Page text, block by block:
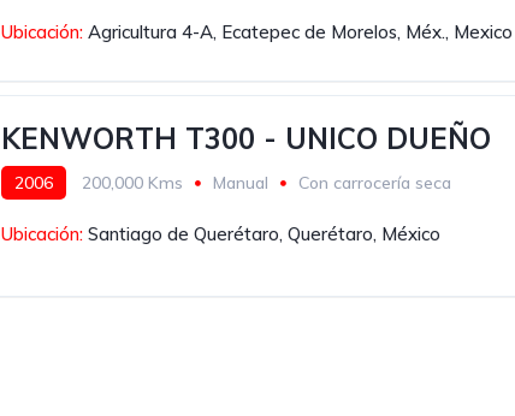
Asientos neumáticos
Amarillo
Ubicación: Agricultura 4-A, Ecatepec de Morelos, Méx., Mexico
KENWORTH T300 - UNICO DUEÑO
2006 200,000 Kms Manual
Con carrocería seca
Ubicación: Santiago de Querétaro, Querétaro, México